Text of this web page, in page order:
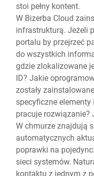
stoi pełny kontent.
W Bizerba Cloud
infrastrukturą. Jeżeli
portalu by przejrzeć
do wszystkich
gdzie zlokalizowane
ID? Jakie
zostały
specyficzne
pracuje rozwiązanie?
W chmurze znajdują
automatycznych
poprawki na
sieci systemów.
kontaktu z jednym z